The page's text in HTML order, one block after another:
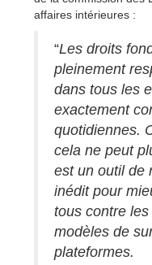
affaires intérieures :
“Les droits
pleinement
dans tous les
exactement
quotidiennes.
cela ne peut
est un outil de
inédit pour
tous contre
modèles de
plateformes.